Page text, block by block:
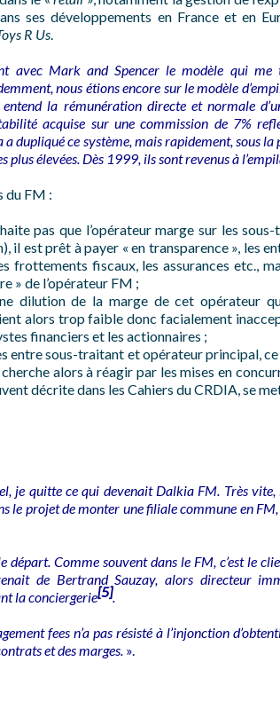
ses développements en France et en
R Us.
avec Mark and Spencer le modèle qui
nous étions encore sur le modèle
la rémunération directe et normale
acquise sur une commission de 7%
dupliqué ce système, mais rapidement, sous la
élevées. Dès 1999, ils sont revenus à
du FM :
pas que l’opérateur marge sur les
il est prêt à payer « en transparence », les
frottements fiscaux, les assurances etc.,
» de l’opérateur FM ;
dilution de la marge de cet opérateur
alors trop faible donc facialement
financiers et les actionnaires ;
entre sous-traitant et opérateur principal,
alors à réagir par les mises en
décrite dans les Cahiers du CRDIA, se
je quitte ce qui devenait Dalkia FM. Très
le projet de monter une filiale commune en
départ. Comme souvent dans le FM, c’est le
de Bertrand Sauzay, alors directeur
la conciergerie[5].
fees n’a pas résisté à l’injonction
et des marges. ».